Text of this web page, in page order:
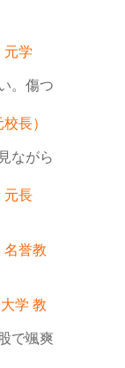
元学
。傷つ
長）
ながら
元長
名誉教
学 教
で颯爽